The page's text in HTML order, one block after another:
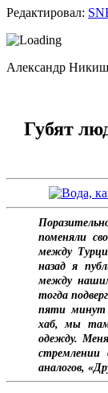
Редактировал:
Александр
Губят
поменяли
между
назад я
между
тогда
пяти минут
хаб, мы
одежду.
аналогов,